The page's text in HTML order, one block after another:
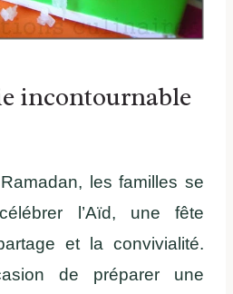
incontournable
les familles se
l’Aïd, une fête
et la convivialité.
de préparer une